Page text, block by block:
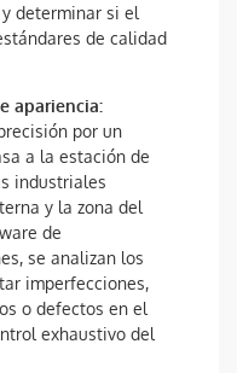
determinar si el
de calidad
apariencia:
por un
a la estación de
industriales
y la zona del
de
se analizan los
imperfecciones,
o defectos en el
exhaustivo del